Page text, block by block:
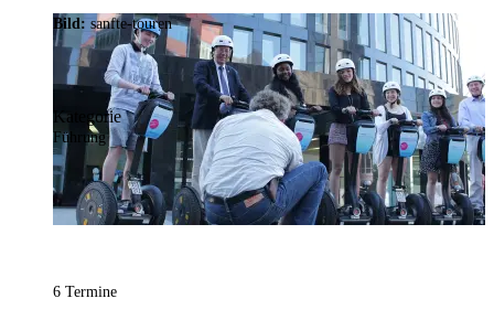
Bild: sanfte-touren
Kategorie
Führung
6 Termine